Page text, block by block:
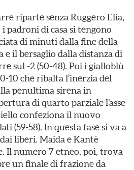
riparte senza Ruggero Elia,
padroni di casa si tengono
di minuti dalla fine della
il bersaglio dalla distanza di
sul -2 (50-48). Poi i gialloblù
10 che ribalta l’inerzia del
penultima sirena in
di quarto parziale l’asse
confeziona il nuovo
(59-58). In questa fase si va a
liberi. Maida e Kantè
Il numero 7 etneo, poi, trova
un finale di frazione da